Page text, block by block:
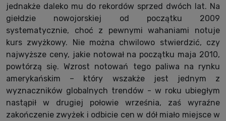
jednakże daleko mu do rekordów sprzed dwóch lat. Na
giełdzie nowojorskiej od początku 2009
systematycznie, choć z pewnymi wahaniami notuje
kurs zwyżkowy. Nie można chwilowo stwierdzić, czy
najwyższe ceny, jakie notował na początku maja 2010,
powtórzą się. Wzrost notowań tego paliwa na rynku
amerykańskim – który wszakże jest jednym z
wyznaczników globalnych trendów - w roku ubiegłym
nastąpił w drugiej połowie września, zaś wyraźne
zakończenie zwyżek i odbicie cen w dół miało miejsce w